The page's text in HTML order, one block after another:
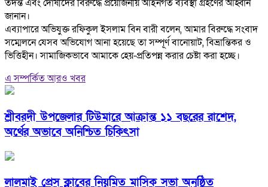
তদন্ত এবং দোষীদের বিরুদ্ধে প্রয়োজনীয় আইনগত ব্যবস্থা গ্রহণের আহ্বান
জানান।
‎এব্যাপারে অভিযুক্ত রফিকুল ইসলাম বিন বারী বলেন, আমার বিরুদ্ধে সংবাদ
সম্মেলনে যেসব অভিযোগ আনা হয়েছে তা সম্পূর্ণ বানোয়াট, বিভ্রান্তিকর ও
ভিত্তিহীন। সামাজিকভাবে আমাকে হেয়-প্রতিপন্ন করার চেষ্টা করা হচ্ছে।
এ সম্পর্কিত আরও খবর
শ্রীবরদী উপজেলার টিউমারে আক্রান্ত ১১ বছরের রাশেদ,
অর্থের অভাবে অনিশ্চিত চিকিৎসা
লালমাই প্রেস ক্লাবের নিয়মিত মাসিক সভা অনুষ্ঠিত